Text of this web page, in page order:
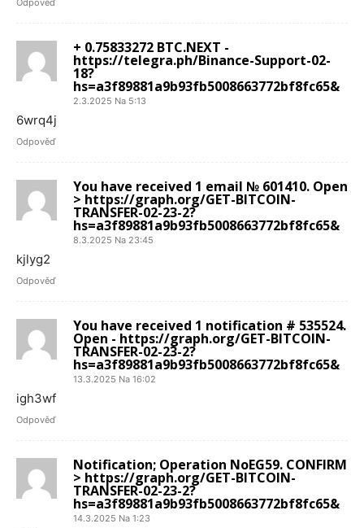
Odpověď
+ 0.75833272 BTC.NEXT -
https://telegra.ph/Binance-Support-02-
18?
hs=a3f89881a9b93fb5008663772bf8fc65&
2.3.2025 Na 5:13
6wrq4j
Odpověď
You have received 1 email № 601410. Open
> https://graph.org/GET-BITCOIN-
TRANSFER-02-23-2?
hs=a3f89881a9b93fb5008663772bf8fc65&
8.3.2025 Na 23:45
kjlyg2
Odpověď
You have received 1 notification # 535524.
Open - https://graph.org/GET-BITCOIN-
TRANSFER-02-23-2?
hs=a3f89881a9b93fb5008663772bf8fc65&
13.3.2025 Na 16:02
igh3wf
Odpověď
Notification; Operation NoEG59. CONFIRM
> https://graph.org/GET-BITCOIN-
TRANSFER-02-23-2?
hs=a3f89881a9b93fb5008663772bf8fc65&
14.3.2025 Na 1:23